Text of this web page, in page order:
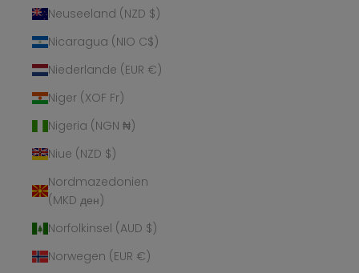
Neuseeland (NZD $)
Nicaragua (NIO C$)
Niederlande (EUR €)
Niger (XOF Fr)
Nigeria (NGN ₦)
Niue (NZD $)
Nordmazedonien
(MKD ден)
Norfolkinsel (AUD $)
Norwegen (EUR €)